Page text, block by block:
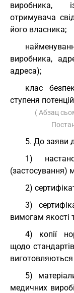
виробника,
отримувача
його власника;
виробника,
адреса);
клас
ступеня
( Абзац
5. До заяви
1)
(застосування)
2)
3)
вимогам якості
4) копії
щодо
5)
медичних